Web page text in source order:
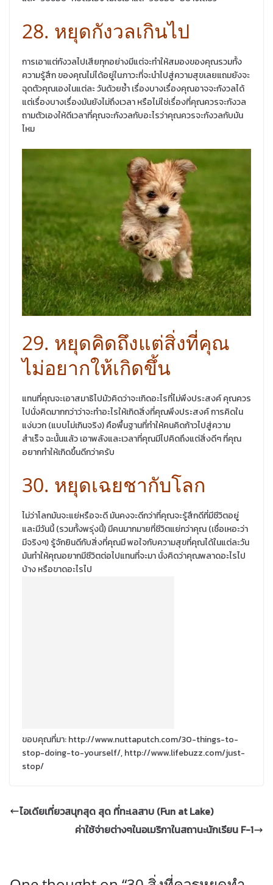
28. หยุดกังวลเกินไป
การเอาแต่กังวลไปเสียทุกอย่างมีแต่จะทำให้สมองของคุณรวมทั้ง
ความรู้สึก ของคุณไม่ได้อยู่ในภาวะที่จะนำไปสู่ความสุขเลยแถมยังจะ
ฉุดตัวคุณเองในแต่ละ วันด้วยซ้ำ เรื่องบางเรื่องคุณอาจจะกังวลได้
แต่เรื่องบางเรื่องมันยังไม่ถึงเวลา หรือไม่ใช่เรื่องที่คุณควรจะกังวล
ถามตัวเองให้ดีเวลาที่คุณจะกังวลกับอะไรว่าคุณควรจะกังวลกับมัน
ไหม
29. หยุดคิดถึงแต่สิ่งที่คุณ
ไม่อยากให้เกิดขึ้น
แทนที่คุณจะเอาสมาธิไปมัวคิดว่าจะเกิดอะไรที่ไม่พึงประสงค์ คุณควร
ไปนั่งคิดมากกว่าว่าจะทำอะไรให้เกิดสิ่งที่คุณพึงประสงค์ การคิดใน
แง่บวก (แบบไม่เกินจริง) คือพื้นฐานที่ทำให้คนคิดก้าวไปสู่ความ
สำเร็จ ฉะนั้นแล้ว เอาพลังและเวลาที่คุณมีไปคิดถึงแต่สิ่งดีๆ ที่คุณ
อยากทำให้เกิดขึ้นดีกว่าครับ
30. หยุดเฉยชากับโลก
ไม่ว่าโลกมันจะแย่หรือจะดี มันคงจะดีกว่าที่คุณจะรู้สึกดีที่มีชีวิตอยู่
และมีวันนี้ (รวมทั้งพรุ่งนี้) มีคนมากมายที่ชีวิตแย่กว่าคุณ (เชื่อเหอะว่า
มีจริงๆ) รู้จักยินดีกับสิ่งที่คุณมี พอใจกับความสุขที่คุณได้ในแต่ละวัน
มันทำให้คุณอยากมีชีวิตต่อไปแทนที่จะมา นั่งคิดว่าคุณพลาดอะไรไป
บ้าง หรือขาดอะไรไป
ขอบคุณที่มา: http://www.nuttaputch.com/30-things-to-
stop-doing-to-yourself/, http://www.lifebuzz.com/just-
stop/
ไอเดียเที่ยวสนุกสุด สุด ที่ทะเลสาบ (Fun at Lake)
ค่าใช้จ่ายต่างๆในอเมริกาในสถานะนักเรียน F-1